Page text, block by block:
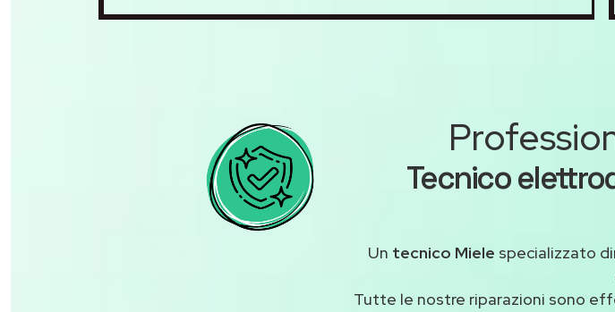
Tecnico
Un tecnico Miele specializzato
Tutte le nostre riparazioni sono